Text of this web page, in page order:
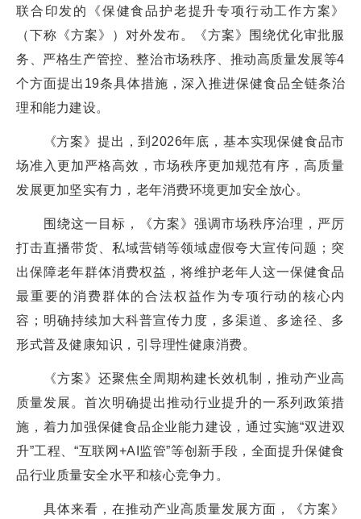
联合印发的《保健食品护老提升专项行动工作方案》
（下称《方案》）对外发布。《方案》围绕优化审批服
务、严格生产管控、整治市场秩序、推动高质量发展等4
个方面提出19条具体措施，深入推进保健食品全链条治
理和能力建设。
《方案》提出，到2026年底，基本实现保健食品市
场准入更加严格高效，市场秩序更加规范有序，高质量
发展更加坚实有力，老年消费环境更加安全放心。
围绕这一目标，《方案》强调市场秩序治理，严厉
打击直播带货、私域营销等领域虚假夸大宣传问题；突
出保障老年群体消费权益，将维护老年人这一保健食品
最重要的消费群体的合法权益作为专项行动的核心内
容；明确持续加大科普宣传力度，多渠道、多途径、多
形式普及健康知识，引导理性健康消费。
《方案》还聚焦全周期构建长效机制，推动产业高
质量发展。首次明确提出推动行业提升的一系列政策措
施，着力加强保健食品企业能力建设，通过实施“双进双
升”工程、“互联网+AI监管”等创新手段，全面提升保健食
品行业质量安全水平和核心竞争力。
具体来看，在推动产业高质量发展方面，《方案》